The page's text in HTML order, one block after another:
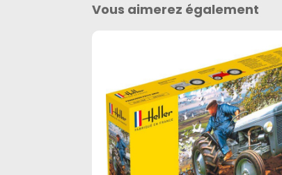
Vous aimerez également